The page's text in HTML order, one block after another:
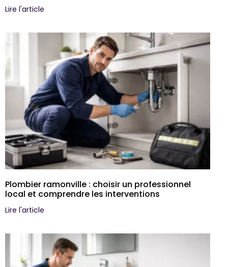
Lire l'article
Plombier ramonville : choisir un professionnel
local et comprendre les interventions
Lire l'article